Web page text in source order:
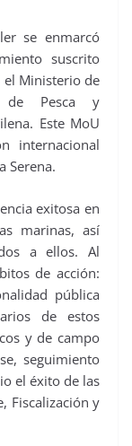
se enmarcó
suscrito
el Ministerio de
de Pesca y
Este MoU
internacional
Serena.
exitosa en
marinas, así
a ellos. Al
de acción:
pública
de estos
y de campo
seguimiento
el éxito de las
Fiscalización y